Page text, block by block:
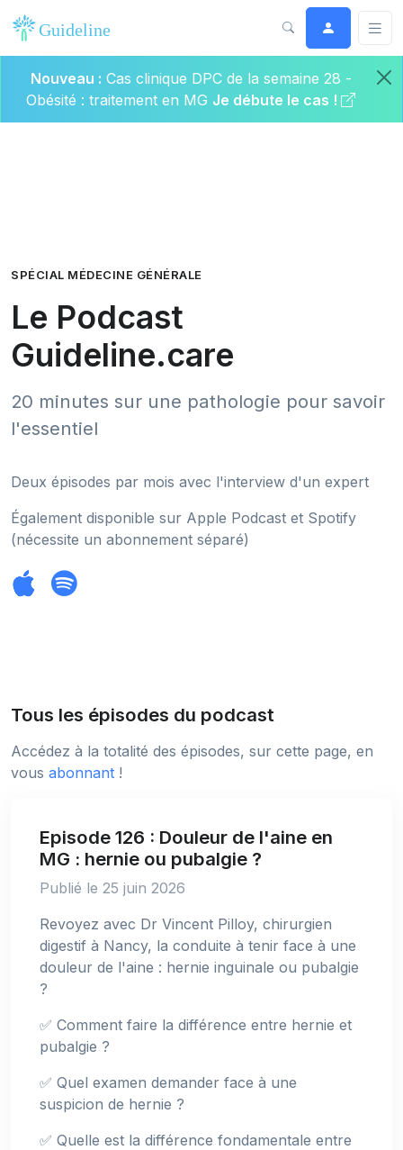
Nouveau : Cas clinique DPC de la semaine 28 -
Obésité : traitement en MG Je débute le cas !
SPÉCIAL MÉDECINE GÉNÉRALE
Le Podcast
Guideline.care
20 minutes sur une pathologie pour savoir
l'essentiel
Deux épisodes par mois avec l'interview d'un expert
Également disponible sur Apple Podcast et Spotify
(nécessite un abonnement séparé)
Tous les épisodes du podcast
Accédez à la totalité des épisodes, sur cette page, en
vous abonnant !
Episode 126 : Douleur de l'aine en
MG : hernie ou pubalgie ?
Publié le 25 juin 2026
Revoyez avec Dr Vincent Pilloy, chirurgien
digestif à Nancy, la conduite à tenir face à une
douleur de l'aine : hernie inguinale ou pubalgie
?
✅ Comment faire la différence entre hernie et
pubalgie ?
✅ Quel examen demander face à une
suspicion de hernie ?
✅ Quelle est la différence fondamentale entre